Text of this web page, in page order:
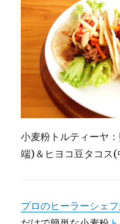
&
大
豆
な
し,
ブ
レ
ン
ダ
な
+α
小麦粉トルティーヤ
端)＆ヒヨコ豆タコス(
プロのヒーラーシェ